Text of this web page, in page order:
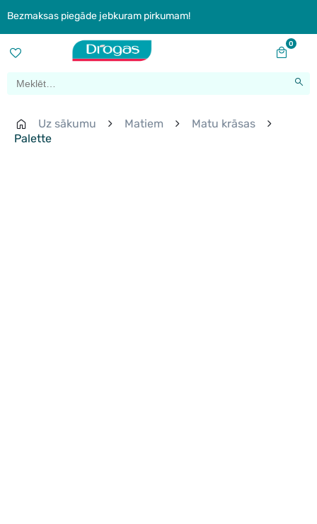
Bezmaksas piegāde jebkuram pirkumam!
0
Uz sākumu Matiem
Matu krāsas
Palette